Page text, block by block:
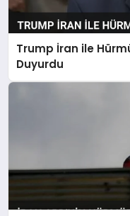
Trump İran ile
Duyurdu